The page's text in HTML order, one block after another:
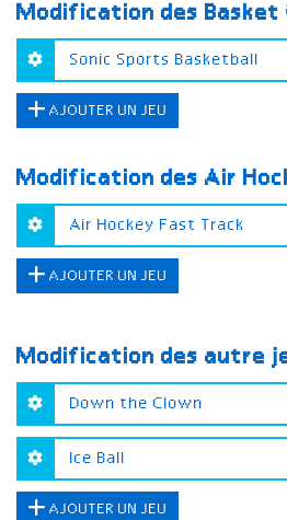
Modification des Basket
AJOUTER UN JEU
Modification des Air
AJOUTER UN JEU
Modification des autre
AJOUTER UN JEU